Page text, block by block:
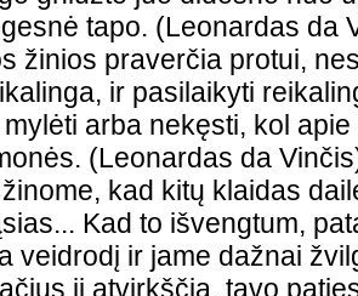
tapo. (Leonardas da
žinios praverčia protui,
ir pasilaikyti
arba nekęsti, kol
(Leonardas da
kad kitų klaidas
Kad to išvengtum,
veidrodį ir jame dažnai
jį atvirkščią, tavo